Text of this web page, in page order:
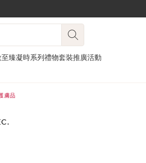
至臻凝時系列禮物套裝推廣活動
膚品